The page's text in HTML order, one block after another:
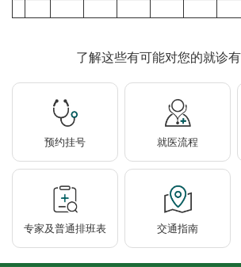
了解这些有可能对您的就诊
预约挂号 就医流程
专家及普通排班表 交通指南